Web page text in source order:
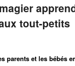
tout-petits
parents et les bébés